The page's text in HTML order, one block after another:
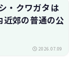
・クワガタは
近郊の普通の公
2026.07.09